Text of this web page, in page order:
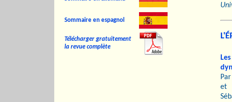
Sommaire en espagnol
Télécharger gratuitement
la revue complète
et